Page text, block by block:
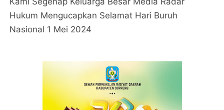
Hukum Mengucapkan Selamat Hari Buruh
Nasional 1 Mei 2024